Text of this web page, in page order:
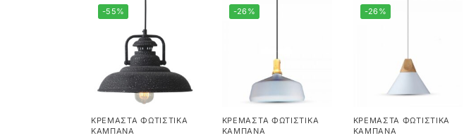
-55%
ΚΡΕΜΑΣΤΆ ΦΩΤΙΣΤΙΚΆ
ΚΑΜΠΆΝΑ
-26%
ΚΡΕΜΑΣΤΆ ΦΩΤΙΣΤΙΚΆ
ΚΑΜΠΆΝΑ
-26%
ΚΡΕΜΑΣΤΆ ΦΩΤΙΣΤΙΚΆ
ΚΑΜΠΆΝΑ